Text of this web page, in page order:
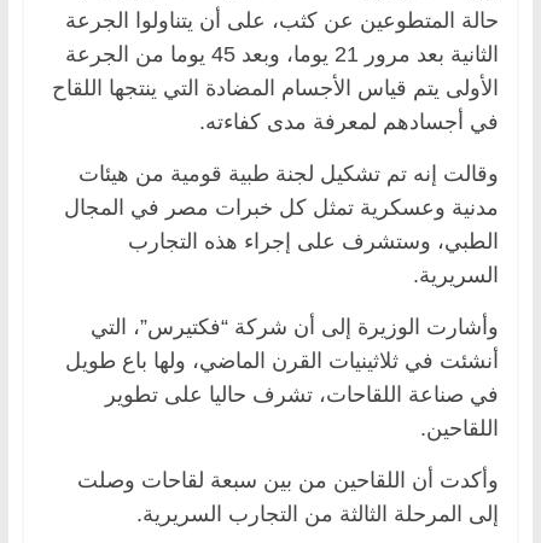
حالة المتطوعين عن كثب، على أن يتناولوا الجرعة
الثانية بعد مرور 21 يوما، وبعد 45 يوما من الجرعة
الأولى يتم قياس الأجسام المضادة التي ينتجها اللقاح
في أجسادهم لمعرفة مدى كفاءته.
وقالت إنه تم تشكيل لجنة طبية قومية من هيئات
مدنية وعسكرية تمثل كل خبرات مصر في المجال
الطبي، وستشرف على إجراء هذه التجارب
السريرية.
وأشارت الوزيرة إلى أن شركة “فكتيرس”، التي
أنشئت في ثلاثينيات القرن الماضي، ولها باع طويل
في صناعة اللقاحات، تشرف حاليا على تطوير
اللقاحين.
وأكدت أن اللقاحين من بين سبعة لقاحات وصلت
إلى المرحلة الثالثة من التجارب السريرية.